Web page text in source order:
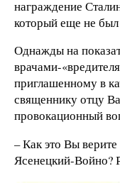
награждение
который еще не
Однажды на
врачами-
приглашенному в
священнику отцу
провокационный
– Как это Вы
Ясенецкий-Войно?